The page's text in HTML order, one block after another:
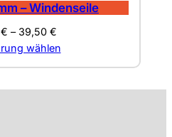
– Windenseile
€ – 39,50 €
wählen